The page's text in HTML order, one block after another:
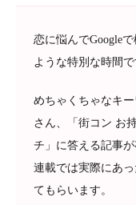
恋に悩んでGoogle
ような特別な時間で
めちゃくちゃなキ
さん、「街コン お
チ」に答える記事
連載では実際にあ
てもらいます。